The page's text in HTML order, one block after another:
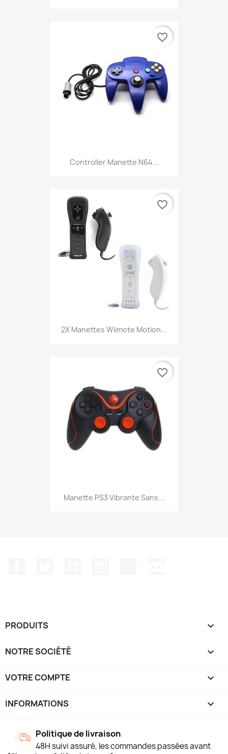
Controller Manette N64...
favorite_border
2X Manettes Wiimote Motion...
favorite_border
Manette PS3 Vibrante Sans...
favorite_border
PRODUITS 
NOTRE SOCIÉTÉ 
VOTRE COMPTE 
INFORMATIONS keyboard_arrow_down
Politique de livraison
48H suivi assuré, les commandes passées avant